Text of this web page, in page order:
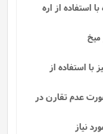
استفاده از
عدم تقارن در